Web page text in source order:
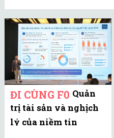
ĐI CÙNG F0 Quản
trị tài sản và nghịch
lý của niềm tin